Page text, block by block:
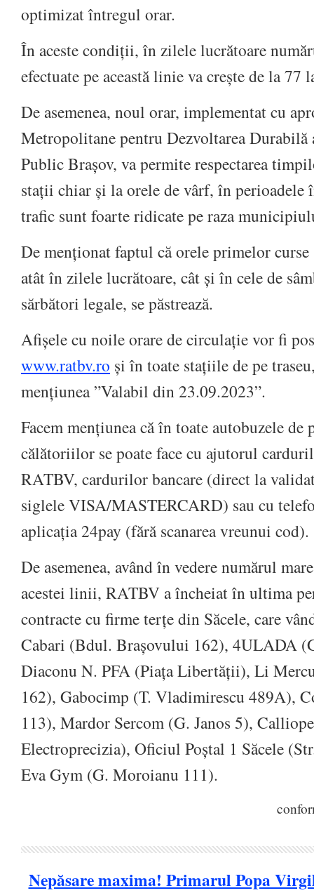
optimizat întregul orar.
În aceste condiții, în zilele lucrătoare
efectuate pe această linie va crește de la 77
De asemenea, noul orar, implementat cu
Metropolitane pentru Dezvoltarea
Public Brașov, va permite respectarea
stații chiar și la orele de vârf, în perioadele
trafic sunt foarte ridicate pe raza
De menționat faptul că orele primelor
atât în zilele lucrătoare, cât și în cele de
sărbători legale, se păstrează.
Afișele cu noile orare de circulație vor fi
www.ratbv.ro și în toate stațiile de pe
mențiunea ”Valabil din 23.09.2023”.
Facem mențiunea că în toate autobuzele
călătoriilor se poate face cu ajutorul
RATBV, cardurilor bancare (direct la
siglele VISA/MASTERCARD) sau cu
aplicația 24pay (fără scanarea vreunui cod).
De asemenea, având în vedere numărul
acestei linii, RATBV a încheiat în ultima
contracte cu firme terțe din Săcele, care
Cabari (Bdul. Brașovului 162), 4ULADA
Diaconu N. PFA (Piața Libertății), Li
162), Gabocimp (T. Vladimirescu 489A),
113), Mardor Sercom (G. Janos 5),
Electroprecizia), Oficiul Poștal 1 Săcele
Eva Gym (G. Moroianu 111).
Nepăsare maxima! Primarul Popa